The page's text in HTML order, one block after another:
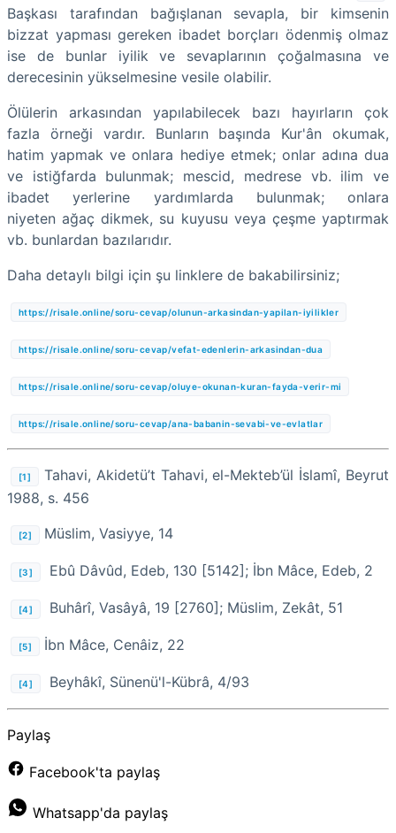
Başkası tarafından bağışlanan sevapla, bir kimsenin
bizzat yapması gereken ibadet borçları ödenmiş olmaz
ise de bunlar iyilik ve sevaplarının çoğalmasına ve
derecesinin yükselmesine vesile olabilir.
Ölülerin arkasından yapılabilecek bazı hayırların çok
fazla örneği vardır. Bunların başında Kur'ân okumak,
hatim yapmak ve onlara hediye etmek; onlar adına dua
ve istiğfarda bulunmak; mescid, medrese vb. ilim ve
ibadet yerlerine yardımlarda bulunmak; onlara
niyeten ağaç dikmek, su kuyusu veya çeşme yaptırmak
vb. bunlardan bazılarıdır.
Daha detaylı bilgi için şu linklere de bakabilirsiniz;
https://risale.online/soru-cevap/olunun-arkasindan-yapilan-iyilikler
https://risale.online/soru-cevap/vefat-edenlerin-arkasindan-dua
https://risale.online/soru-cevap/oluye-okunan-kuran-fayda-verir-mi
https://risale.online/soru-cevap/ana-babanin-sevabi-ve-evlatlar
[1]
Tahavi, Akidetü’t Tahavi, el-Mekteb’ül İslamî, Beyrut
1988, s. 456
[2] Müslim, Vasiyye, 14
[3] Ebû Dâvûd, Edeb, 130 [5142]; İbn Mâce, Edeb, 2
[4] Buhârî, Vasâyâ, 19 [2760]; Müslim, Zekât, 51
[5] İbn Mâce, Cenâiz, 22
[4] Beyhâkî, Sünenü'l-Kübrâ, 4/93
Paylaş
Facebook'ta paylaş
Whatsapp'da paylaş